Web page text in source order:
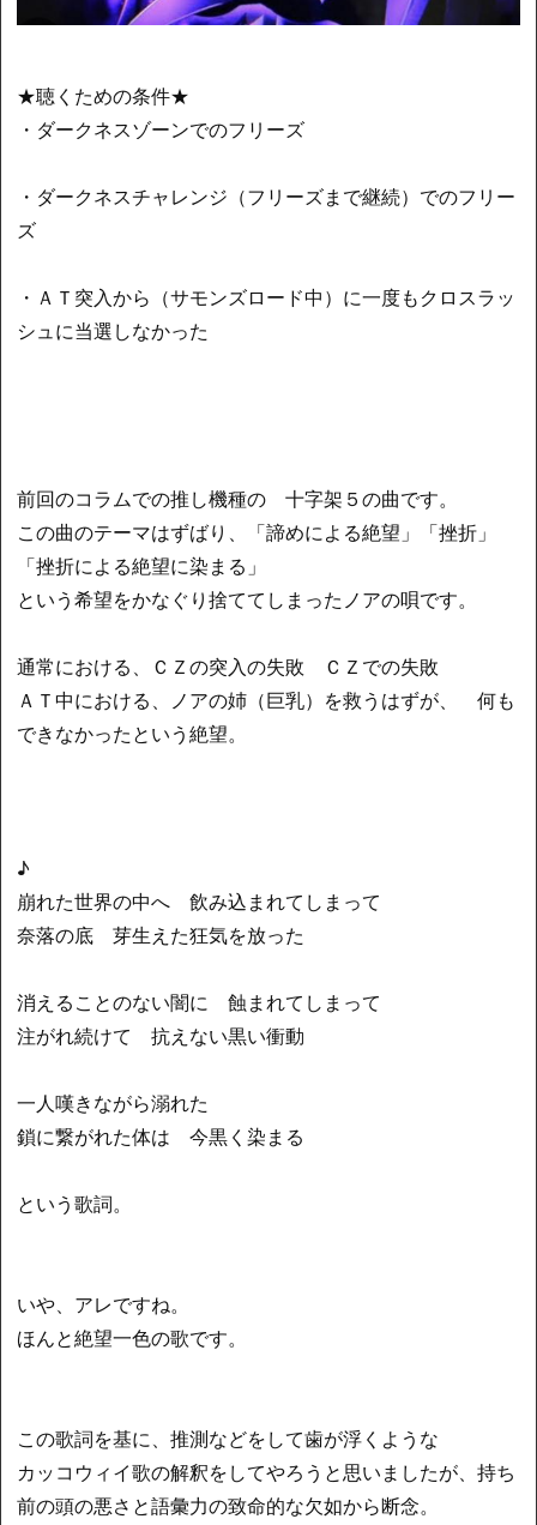
★聴くための条件★
・ダークネスゾーンでのフリーズ
・ダークネスチャレンジ（フリーズまで継続）でのフリー
ズ
・ＡＴ突入から（サモンズロード中）に一度もクロスラッ
シュに当選しなかった
前回のコラムでの推し機種の 十字架５の曲です。
この曲のテーマはずばり、「諦めによる絶望」「挫折」
「挫折による絶望に染まる」
という希望をかなぐり捨ててしまったノアの唄です。
通常における、ＣＺの突入の失敗 ＣＺでの失敗
ＡＴ中における、ノアの姉（巨乳）を救うはずが、 何も
できなかったという絶望。
♪
崩れた世界の中へ 飲み込まれてしまって
奈落の底 芽生えた狂気を放った
消えることのない闇に 蝕まれてしまって
注がれ続けて 抗えない黒い衝動
一人嘆きながら溺れた
鎖に繋がれた体は 今黒く染まる
という歌詞。
いや、アレですね。
ほんと絶望一色の歌です。
この歌詞を基に、推測などをして歯が浮くような
カッコウィイ歌の解釈をしてやろうと思いましたが、持ち
前の頭の悪さと語彙力の致命的な欠如から断念。